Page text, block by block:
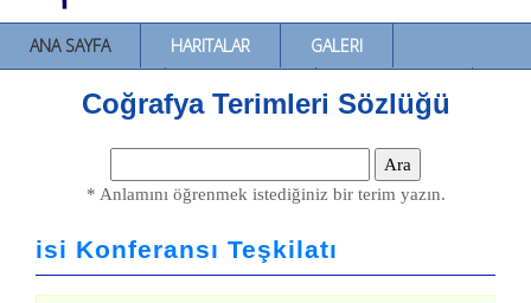
ANA SAYFA HARITALAR
GALERI
İNCELEMELER
SÖZLÜKLER İL İL TÜRKIYE
Coğrafya Terimleri Sözlüğü
* Anlamını öğrenmek istediğiniz bir terim yazın.
isi Konferansı Teşkilatı